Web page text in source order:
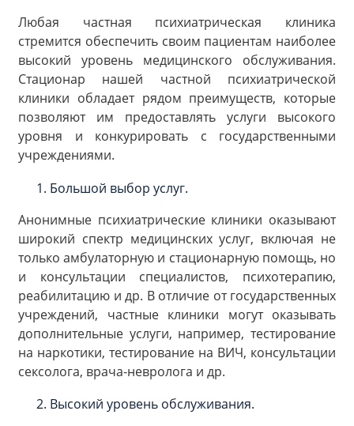
Любая частная психиатрическая клиника
стремится обеспечить своим пациентам наиболее
высокий уровень медицинского обслуживания.
Стационар нашей частной психиатрической
клиники обладает рядом преимуществ, которые
позволяют им предоставлять услуги высокого
уровня и конкурировать с государственными
учреждениями.
Большой выбор услуг.
Анонимные психиатрические клиники оказывают
широкий спектр медицинских услуг, включая не
только амбулаторную и стационарную помощь, но
и консультации специалистов, психотерапию,
реабилитацию и др. В отличие от государственных
учреждений, частные клиники могут оказывать
дополнительные услуги, например, тестирование
на наркотики, тестирование на ВИЧ, консультации
сексолога, врача-невролога и др.
Высокий уровень обслуживания.